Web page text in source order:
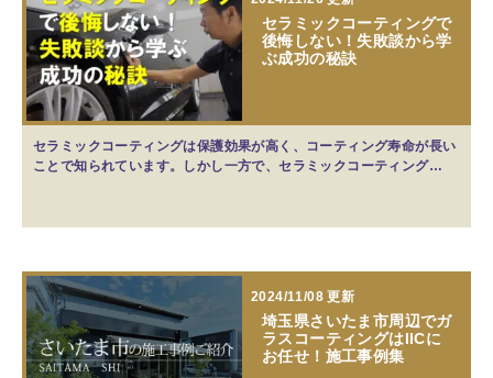
セラミックコーティングで
後悔しない！失敗談から学
ぶ成功の秘訣
セラミックコーティングは保護効果が高く、コーティング寿命が長い
ことで知られています。しかし一方で、セラミックコーティング…
2024/11/08 更新
埼玉県さいたま市周辺でガ
ラスコーティングはIICに
お任せ！施工事例集